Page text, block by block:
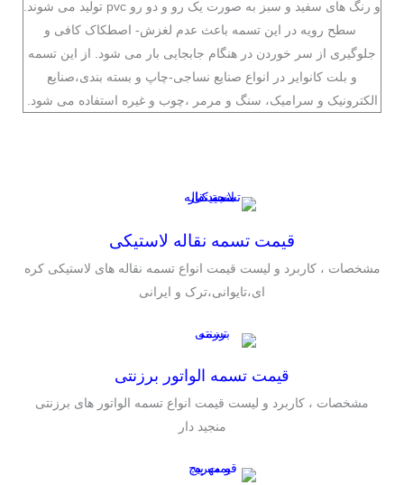
و رنگ های سفید و سبز به صورت یک رو و دو رو pvc تولید می شوند.
سطح رویه در این تسمه باعث عدم لغزش- اصطکاک کافی و
جلوگیری از سر خوردن در هنگام جابجایی بار می شود. از این تسمه
و بلت کانوایر در انواع صنایع نساجی-چاپ و بسته بندی،صنایع
الکترونیک و سرامیک، سنگ و مرمر ،چوب و غیره استفاده می شود.
قیمت تسمه نقاله لاستیکی
مشخصات ، کاربرد و لیست قیمت انواع تسمه نقاله های لاستیکی کره
ای،تایوانی،ترک و ایرانی
قیمت تسمه الواتور برزنتی
مشخصات ، کاربرد و لیست قیمت انواع تسمه الواتور های برزنتی
منجید دار